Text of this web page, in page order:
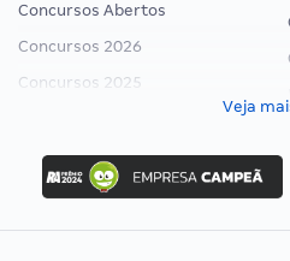
Concursos Abertos
Concursos 2026
Concursos 2025
Concurso Ibama
Concurso MPU
Editais publicados
Veja